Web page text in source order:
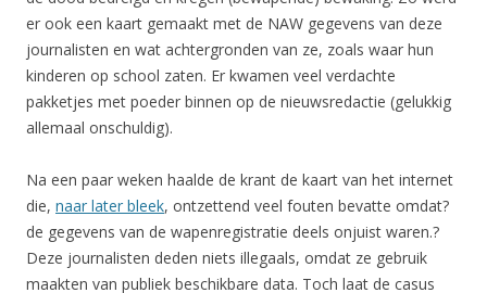
er ook een kaart gemaakt met de NAW gegevens van deze
journalisten en wat achtergronden van ze, zoals waar hun
kinderen op school zaten. Er kwamen veel verdachte
pakketjes met poeder binnen op de nieuwsredactie (gelukkig
allemaal onschuldig).
Na een paar weken haalde de krant de kaart van het internet
die, naar later bleek, ontzettend veel fouten bevatte omdat?
de gegevens van de wapenregistratie deels onjuist waren.?
Deze journalisten deden niets illegaals, omdat ze gebruik
maakten van publiek beschikbare data. Toch laat de casus